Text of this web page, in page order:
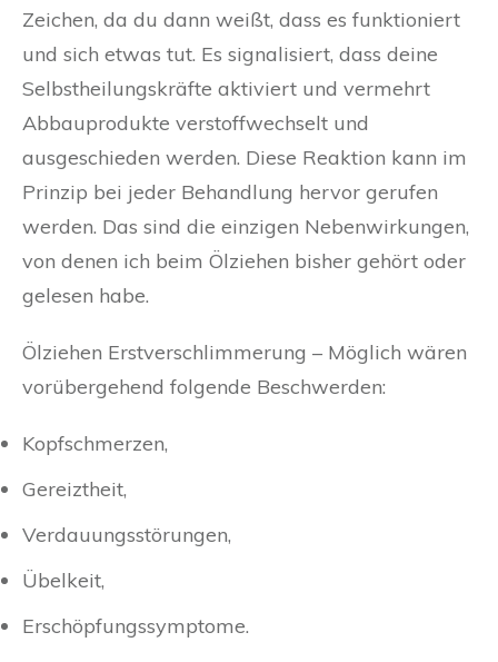
Zeichen, da du dann weißt, dass es funktioniert
und sich etwas tut. Es signalisiert, dass deine
Selbstheilungskräfte aktiviert und vermehrt
Abbauprodukte verstoffwechselt und
ausgeschieden werden. Diese Reaktion kann im
Prinzip bei jeder Behandlung hervor gerufen
werden. Das sind die einzigen Nebenwirkungen,
von denen ich beim Ölziehen bisher gehört oder
gelesen habe.
Ölziehen Erstverschlimmerung – Möglich wären
vorübergehend folgende Beschwerden:
Kopfschmerzen,
Gereiztheit,
Verdauungsstörungen,
Übelkeit,
Erschöpfungssymptome.